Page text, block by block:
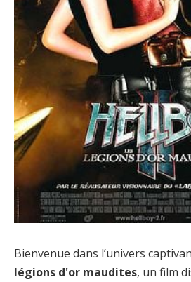
Bienvenue dans l’univers
légions d'or maudites, un film